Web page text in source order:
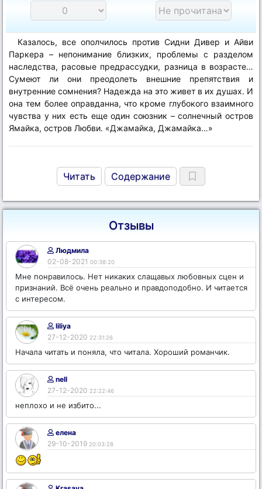
Казалось, все ополчилось против Сидни Дивер и Айви
Паркера – непонимание близких, проблемы с разделом
наследства, расовые предрассудки, разница в возрасте…
Сумеют ли они преодолеть внешние препятствия и
внутренние сомнения? Надежда на это живет в их душах. И
она тем более оправданна, что кроме глубокого взаимного
чувства у них есть еще один союзник – солнечный остров
Ямайка, остров Любви. «Джамайка, Джамайка…»
Читать Содержание
Отзывы
Людмила
02-08-2021 00:38:20
Мне понравилось. Нет никаких слащавых любовных сцен и
признаний. Всё очень реально и правдоподобно. И читается
с интересом.
liliya
27-12-2020 22:31:26
Начала читать и поняла, что читала. Хороший романчик.
nell
27-12-2020 22:22:46
неплохо и не избито...
елена
29-10-2019 20:03:28